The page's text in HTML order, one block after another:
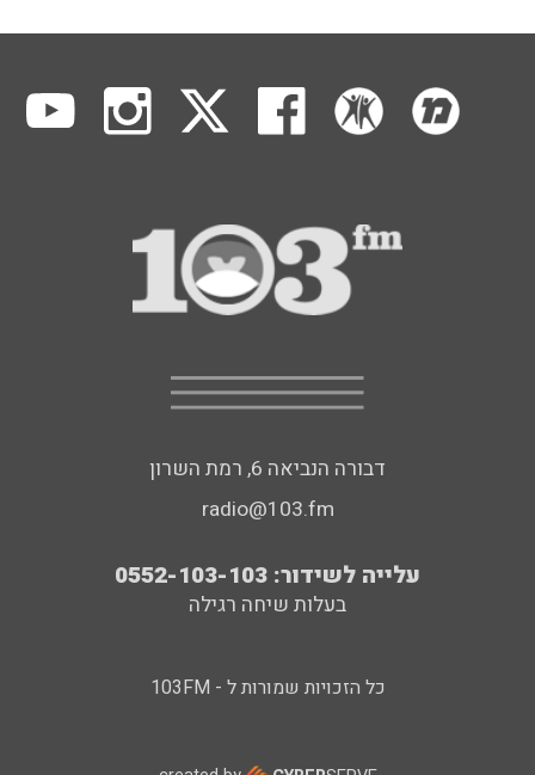
דבורה הנביאה 6, רמת השרון
radio@103.fm
עלייה לשידור: 0552-103-103
בעלות שיחה רגילה
כל הזכויות שמורות ל - 103FM